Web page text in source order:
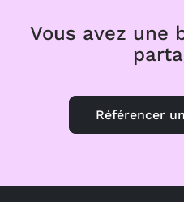
Vous avez une
Référencer